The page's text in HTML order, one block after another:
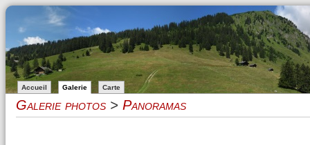
Accueil Galerie Carte
Galerie photos > Panoramas